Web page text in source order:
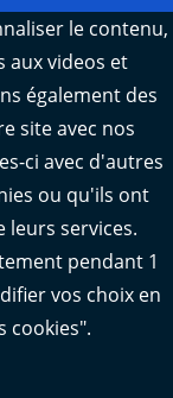
le contenu,
aux videos et
également des
site avec nos
ci avec d'autres
ou qu'ils ont
leurs services.
pendant 1
vos choix en
cookies".